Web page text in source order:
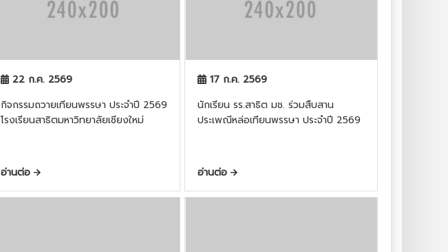
22 ก.ค. 2569
กิจกรรมถวายเทียนพรรษา ประจำปี 2569
โรงเรียนสาธิตมหาวิทยาลัยเชียงใหม่
อ่านต่อ
17 ก.ค. 2569
นักเรียน รร.สาธิต มช. ร่วมสืบสาน
ประเพณีหล่อเทียนพรรษา ประจำปี 2569
อ่านต่อ